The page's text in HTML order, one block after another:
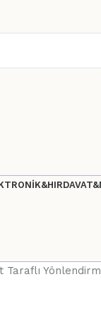
Taraflı